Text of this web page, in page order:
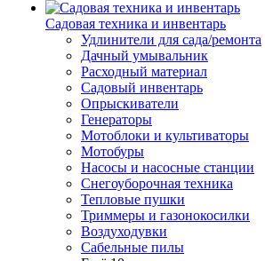
Садовая техника и инвентарь
Удлинители для сада/ремонта
Дачный умывальник
Расходный материал
Садовый инвентарь
Опрыскиватели
Генераторы
Мотоблоки и культиваторы
Мотобуры
Насосы и насосные станции
Снегоуборочная техника
Тепловые пушки
Триммеры и газонокосилки
Воздуходувки
Сабельные пилы